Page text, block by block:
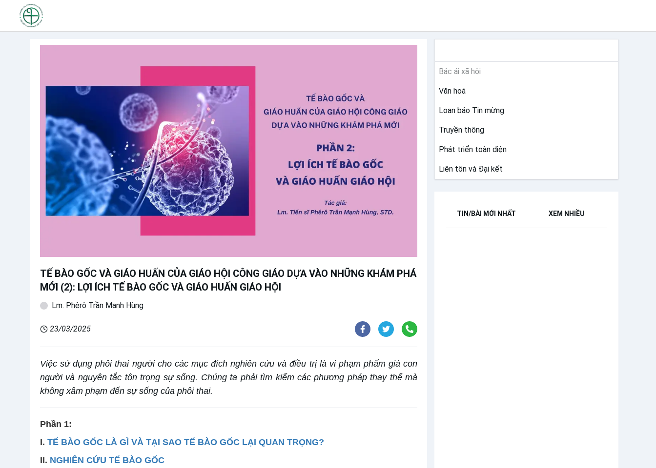
TẾ BÀO GỐC VÀ GIÁO HUẤN CỦA GIÁO HỘI CÔNG GIÁO DỰA VÀO NHỮNG KHÁM PHÁ
MỚI (2): LỢI ÍCH TẾ BÀO GỐC VÀ GIÁO HUẤN GIÁO HỘI
Lm. Phêrô Trần Mạnh Hùng
23/03/2025
Việc sử dụng phôi thai người cho các mục đích nghiên cứu và điều trị là vi phạm phẩm giá con
người và nguyên tắc tôn trọng sự sống. Chúng ta phải tìm kiếm các phương pháp thay thế mà
không xâm phạm đến sự sống của phôi thai.
Phần 1:
I. TẾ BÀO GỐC LÀ GÌ VÀ TẠI SAO TẾ BÀO GỐC LẠI QUAN TRỌNG?
II. NGHIÊN CỨU TẾ BÀO GỐC
Bác ái xã hội
Văn hoá
Loan báo Tin mừng
Truyền thông
Phát triển toàn diện
Liên tôn và Đại kết
TIN/BÀI MỚI NHẤT XEM NHIỀU